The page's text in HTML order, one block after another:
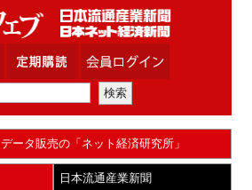
データ販売の「ネット経済研究所」
日本流通産業新聞